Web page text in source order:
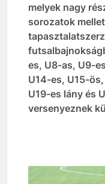
melyek nagy
sorozatok
es, U8-as, U9-
U14-es, U15-
U19-es lány és
versenyeznek